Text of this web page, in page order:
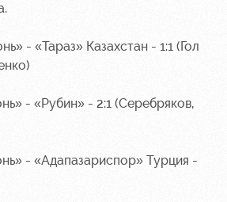
- «Тараз» Казахстан - 1:1 (Гол
- «Рубин» - 2:1 (Серебряков,
- «Адапазариспор» Турция -